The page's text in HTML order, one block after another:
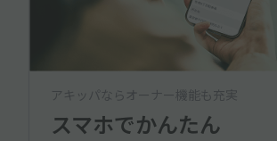
アキッパならオーナー機能も充実
スマホでかんたん